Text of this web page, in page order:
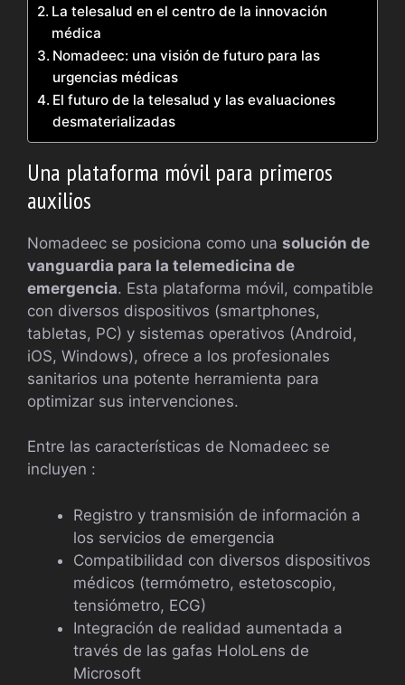
La telesalud en el centro de la innovación
médica
Nomadeec: una visión de futuro para las
urgencias médicas
El futuro de la telesalud y las evaluaciones
desmaterializadas
Una plataforma móvil para primeros
auxilios
Nomadeec se posiciona como una solución de
vanguardia para la telemedicina de
emergencia. Esta plataforma móvil, compatible
con diversos dispositivos (smartphones,
tabletas, PC) y sistemas operativos (Android,
iOS, Windows), ofrece a los profesionales
sanitarios una potente herramienta para
optimizar sus intervenciones.
Entre las características de Nomadeec se
incluyen :
Registro y transmisión de información a
los servicios de emergencia
Compatibilidad con diversos dispositivos
médicos (termómetro, estetoscopio,
tensiómetro, ECG)
Integración de realidad aumentada a
través de las gafas HoloLens de
Microsoft